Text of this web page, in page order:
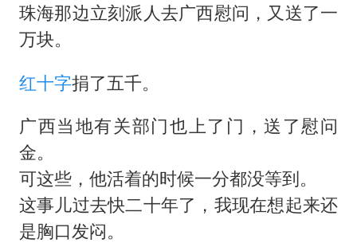
珠海那边立刻派人去广西慰问，又送了一
万块。
红十字捐了五千。
广西当地有关部门也上了门，送了慰问
金。
可这些，他活着的时候一分都没等到。
这事儿过去快二十年了，我现在想起来还
是胸口发闷。